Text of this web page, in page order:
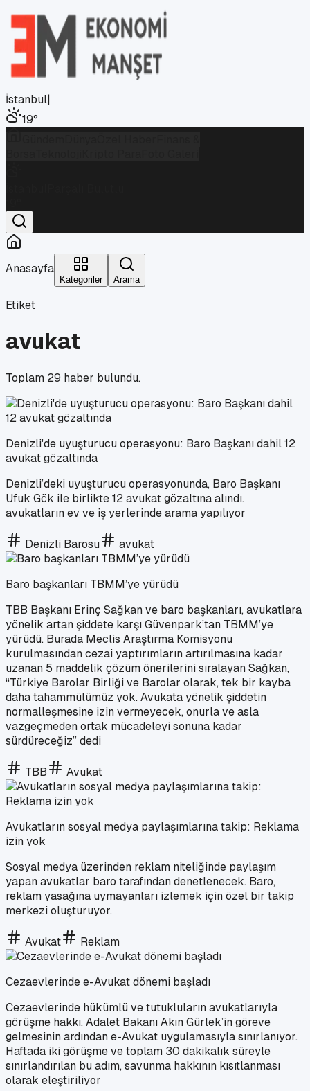
İstanbul|
19°
Anasayfa
Kategoriler Arama
Etiket
avukat
Toplam 29 haber bulundu.
Denizli'de uyuşturucu operasyonu: Baro Başkanı dahil 12
avukat gözaltında
Denizli’deki uyuşturucu operasyonunda, Baro Başkanı
Ufuk Gök ile birlikte 12 avukat gözaltına alındı.
avukatların ev ve iş yerlerinde arama yapılıyor
Denizli Barosu avukat
Baro başkanları TBMM’ye yürüdü
TBB Başkanı Erinç Sağkan ve baro başkanları, avukatlara
yönelik artan şiddete karşı Güvenpark’tan TBMM’ye
yürüdü. Burada Meclis Araştırma Komisyonu
kurulmasından cezai yaptırımların artırılmasına kadar
uzanan 5 maddelik çözüm önerilerini sıralayan Sağkan,
“Türkiye Barolar Birliği ve Barolar olarak, tek bir kayba
daha tahammülümüz yok. Avukata yönelik şiddetin
normalleşmesine izin vermeyecek, onurla ve asla
vazgeçmeden ortak mücadeleyi sonuna kadar
sürdüreceğiz” dedi
TBB Avukat
Avukatların sosyal medya paylaşımlarına takip: Reklama
izin yok
Sosyal medya üzerinden reklam niteliğinde paylaşım
yapan avukatlar baro tarafından denetlenecek. Baro,
reklam yasağına uymayanları izlemek için özel bir takip
merkezi oluşturuyor.
Avukat Reklam
Cezaevlerinde e-Avukat dönemi başladı
Cezaevlerinde hükümlü ve tutukluların avukatlarıyla
görüşme hakkı, Adalet Bakanı Akın Gürlek’in göreve
gelmesinin ardından e-Avukat uygulamasıyla sınırlanıyor.
Haftada iki görüşme ve toplam 30 dakikalık süreyle
sınırlandırılan bu adım, savunma hakkının kısıtlanması
olarak eleştiriliyor